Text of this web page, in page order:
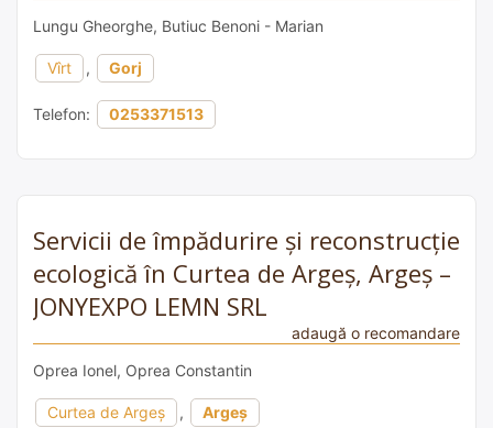
Lungu Gheorghe, Butiuc Benoni - Marian
Vîrt , Gorj
Telefon: 0253371513
Servicii de împădurire și reconstrucție
ecologică în Curtea de Argeș, Argeș –
JONYEXPO LEMN SRL
adaugă o recomandare
Oprea Ionel, Oprea Constantin
Curtea de Argeș , Argeș